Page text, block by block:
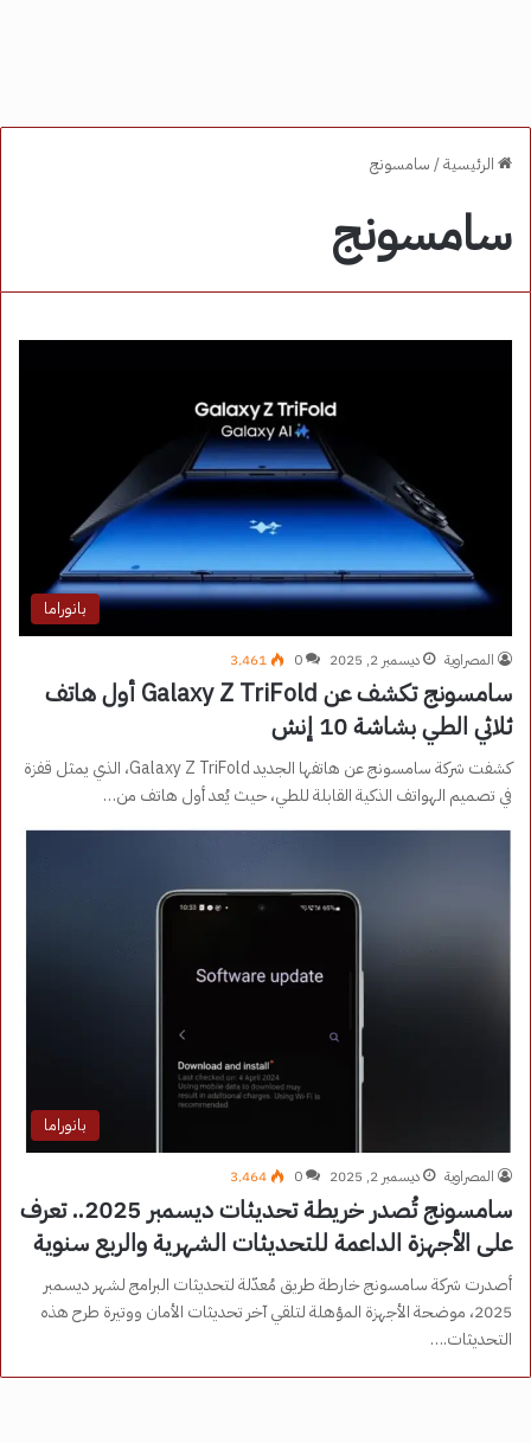
الرئيسية/ سامسونج
سامسونج
بانوراما
المصراوية ديسمبر 2, 2025 0 3٬461
سامسونج تكشف عن Galaxy Z TriFold أول هاتف
ثلاثي الطي بشاشة 10 إنش
كشفت شركة سامسونج عن هاتفها الجديد Galaxy Z TriFold، الذي يمثل قفزة
في تصميم الهواتف الذكية القابلة للطي، حيث يُعد أول هاتف من…
بانوراما
المصراوية ديسمبر 2, 2025 0 3٬464
سامسونج تُصدر خريطة تحديثات ديسمبر 2025.. تعرف
على الأجهزة الداعمة للتحديثات الشهرية والربع سنوية
أصدرت شركة سامسونج خارطة طريق مُعدّلة لتحديثات البرامج لشهر ديسمبر
2025، موضحة الأجهزة المؤهلة لتلقي آخر تحديثات الأمان ووتيرة طرح هذه
التحديثات.…